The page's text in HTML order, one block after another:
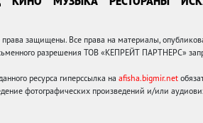
защищены. Все права на материалы,
разрешения ТОВ «КЕПРЕЙТ ПАРТНЕРС»
ресурса гиперссылка на afisha.bigmir.net
фотографических произведений и/или